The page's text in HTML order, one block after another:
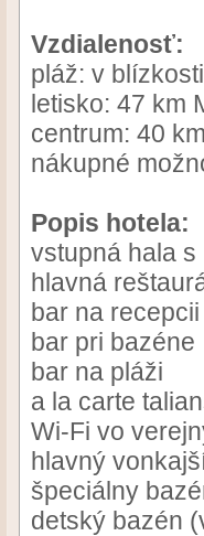
Vzdialenosť:
pláž: v blízkosti
letisko: 47 km
centrum: 40
nákupné
Popis hotela:
vstupná hala
hlavná
bar na recepcii
bar pri bazéne
bar na pláži
a la carte
Wi-Fi vo
hlavný
špeciálny
detský bazén